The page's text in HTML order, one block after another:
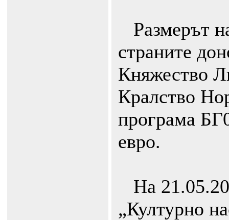
Размерът
страните
Княжество
Кралство
програма
eвро.
На
„Културно